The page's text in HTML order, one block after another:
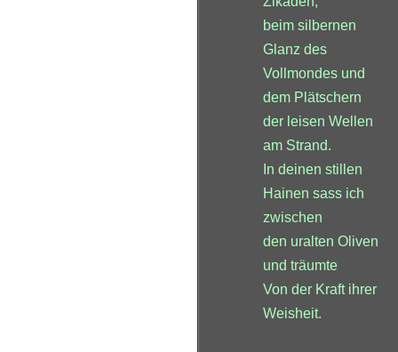
beim silbernen
Glanz des
Vollmondes und
dem Plätschern
der leisen Wellen
am Strand.
In deinen stillen
Hainen sass ich
zwischen
den uralten Oliven
und träumte
Von der Kraft ihrer
Weisheit.